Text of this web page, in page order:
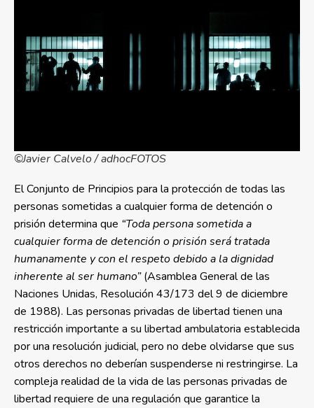
©Javier Calvelo / adhocFOTOS
El Conjunto de Principios para la protección de todas las
personas sometidas a cualquier forma de detención o
prisión determina que “Toda persona sometida a
cualquier forma de detención o prisión será tratada
humanamente y con el respeto debido a la dignidad
inherente al ser humano”(Asamblea General de las
Naciones Unidas, Resolución 43/173 del 9 de diciembre
de 1988). Las personas privadas de libertad tienen una
restricción importante a su libertad ambulatoria establecida
por una resolución judicial, pero no debe olvidarse que sus
otros derechos no deberían suspenderse ni restringirse. La
compleja realidad de la vida de las personas privadas de
libertad requiere de una regulación que garantice la